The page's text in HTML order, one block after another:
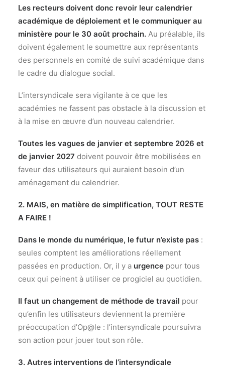
Les recteurs doivent donc revoir leur calendrier
académique de déploiement et le communiquer au
ministère pour le 30 août prochain. Au préalable, ils
doivent également le soumettre aux représentants
des personnels en comité de suivi académique dans
le cadre du dialogue social.
L’intersyndicale sera vigilante à ce que les
académies ne fassent pas obstacle à la discussion et
à la mise en œuvre d’un nouveau calendrier.
Toutes les vagues de janvier et septembre 2026 et
de janvier 2027 doivent pouvoir être mobilisées en
faveur des utilisateurs qui auraient besoin d’un
aménagement du calendrier.
2. MAIS, en matière de simplification, TOUT RESTE
A FAIRE !
Dans le monde du numérique, le futur n’existe pas :
seules comptent les améliorations réellement
passées en production. Or, il y a urgence pour tous
ceux qui peinent à utiliser ce progiciel au quotidien.
Il faut un changement de méthode de travail pour
qu’enfin les utilisateurs deviennent la première
préoccupation d’Op@le : l’intersyndicale poursuivra
son action pour jouer tout son rôle.
3. Autres interventions de l’intersyndicale